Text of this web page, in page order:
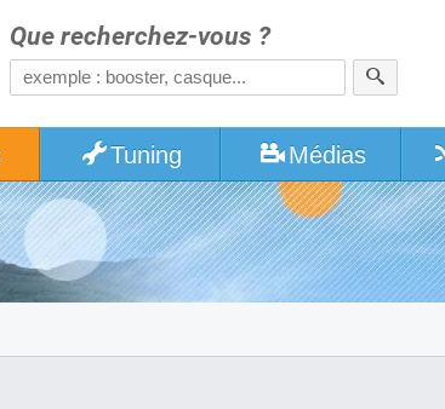
Que recherchez-vous ?
Tuning Médias